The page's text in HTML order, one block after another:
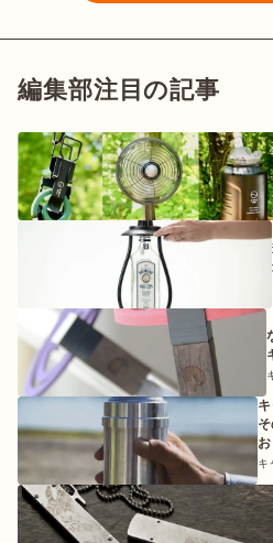
編集部注目の記事
キ